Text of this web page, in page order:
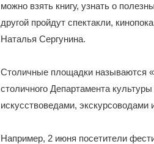
можно взять книгу, узнать о
другой пройдут спектакли,
Наталья Сергунина.
Столичные площадки называются
столичного Департамента
искусствоведами, экскурсоводами
Например, 2 июня посетители